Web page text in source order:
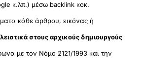
κ.λπ.) μέσω backlink κοκ.
κάθε άρθρου, εικόνας ή
στους αρχικούς δημιουργούς
με τον Νόμο 2121/1993 και την